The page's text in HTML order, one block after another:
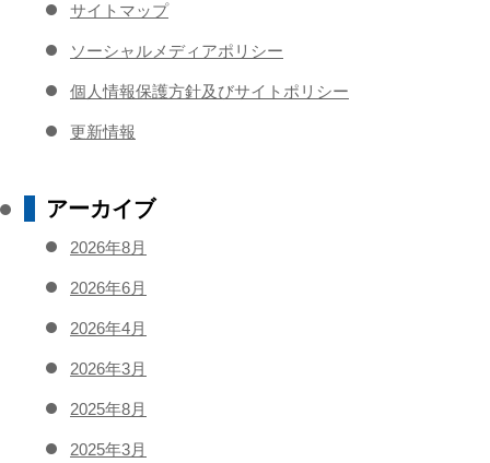
サイトマップ
ソーシャルメディアポリシー
個人情報保護方針及びサイトポリシー
更新情報
アーカイブ
2026年8月
2026年6月
2026年4月
2026年3月
2025年8月
2025年3月